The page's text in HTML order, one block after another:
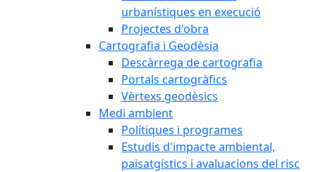
urbanístiques en execució
Projectes d'obra
Cartografia i Geodèsia
Descàrrega de cartografia
Portals cartogràfics
Vèrtexs geodèsics
Medi ambient
Polítiques i programes
Estudis d'impacte ambiental,
paisatgístics i avaluacions del risc